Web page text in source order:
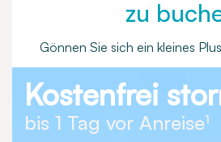
zu
Gönnen Sie sich ein kleines
Kostenfrei
bis 1 Tag vor Anreise¹